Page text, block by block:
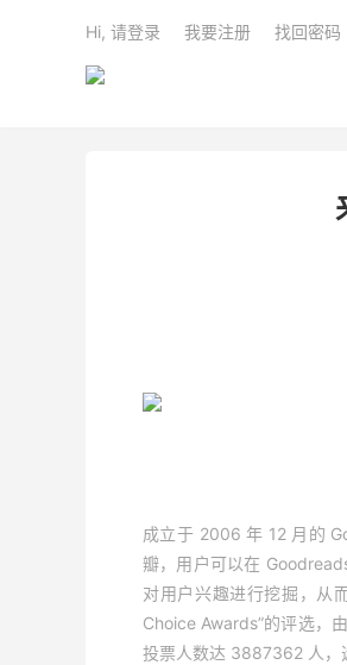
Hi, 请登录 我要注册 找回密码
成立于 2006 年 12 月的
瓣，用户可以在
对用户兴趣进行挖掘，从
Choice Awards”的评选，
投票人数达 3887362 人，